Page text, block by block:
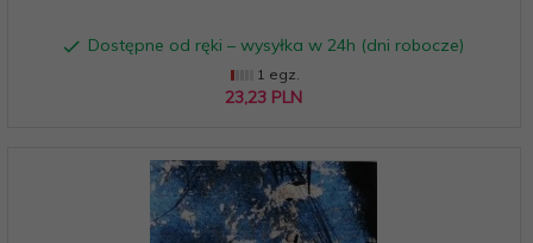
Dostępne od ręki – wysyłka w 24h (dni robocze)
1 egz.
23,23 PLN